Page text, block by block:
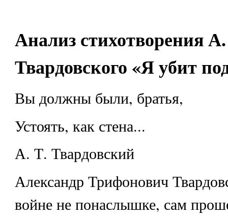
Анализ стихотворения
Твардовского «Я убит
Вы должны были, братья,
Устоять, как стена...
А. Т. Твардовский
Александр Трифонович
войне не понаслышке, сам